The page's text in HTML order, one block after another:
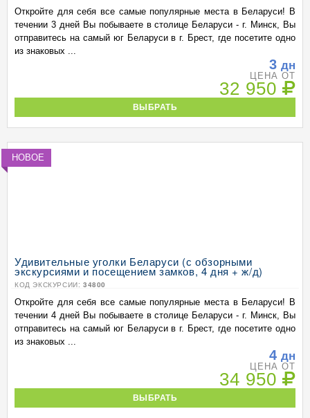
Откройте для себя все самые популярные места в Беларуси! В
течении 3 дней Вы побываете в столице Беларуси - г. Минск, Вы
отправитесь на самый юг Беларуси в г. Брест, где посетите одно
из знаковых ...
3 дн
ЦЕНА ОТ
32 950
ВЫБРАТЬ
НОВОЕ
Удивительные уголки Беларуси (с обзорными
экскурсиями и посещением замков, 4 дня + ж/д)
КОД ЭКСКУРСИИ: 34800
Откройте для себя все самые популярные места в Беларуси! В
течении 4 дней Вы побываете в столице Беларуси - г. Минск, Вы
отправитесь на самый юг Беларуси в г. Брест, где посетите одно
из знаковых ...
4 дн
ЦЕНА ОТ
34 950
ВЫБРАТЬ